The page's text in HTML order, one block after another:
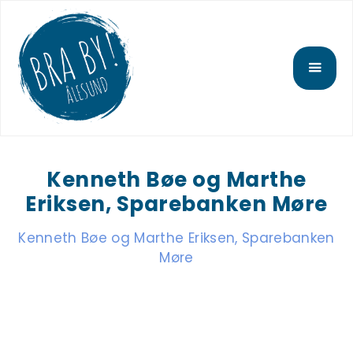
Kenneth Bøe og Marthe
Eriksen, Sparebanken Møre
Kenneth Bøe og Marthe Eriksen, Sparebanken
Møre